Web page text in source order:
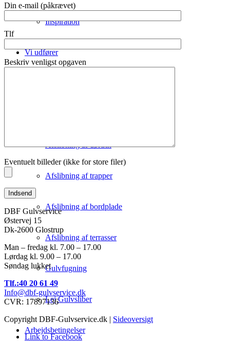
Inspiration
Vi udfører
Afslibning af dørtrin
Afslibning af trapper
Afslibning af bordplade
Afslibning af terrasser
Gulvfugning
Lej Gulvsliber
Arbejdsbetingelser
Din e-mail (påkrævet)
Tlf
Beskriv venligst opgaven
Eventuelt billeder (ikke for store filer)
DBF Gulvservice
Østervej 15
Dk-2600 Glostrup
Man – fredag kl. 7.00 – 17.00
Lørdag kl. 9.00 – 17.00
Søndag lukket
Tlf.:40 20 61 49
Info@dbf-gulvservice.dk
CVR: 17897136
Copyright DBF-Gulvservice.dk | Sideoversigt
Link to Facebook